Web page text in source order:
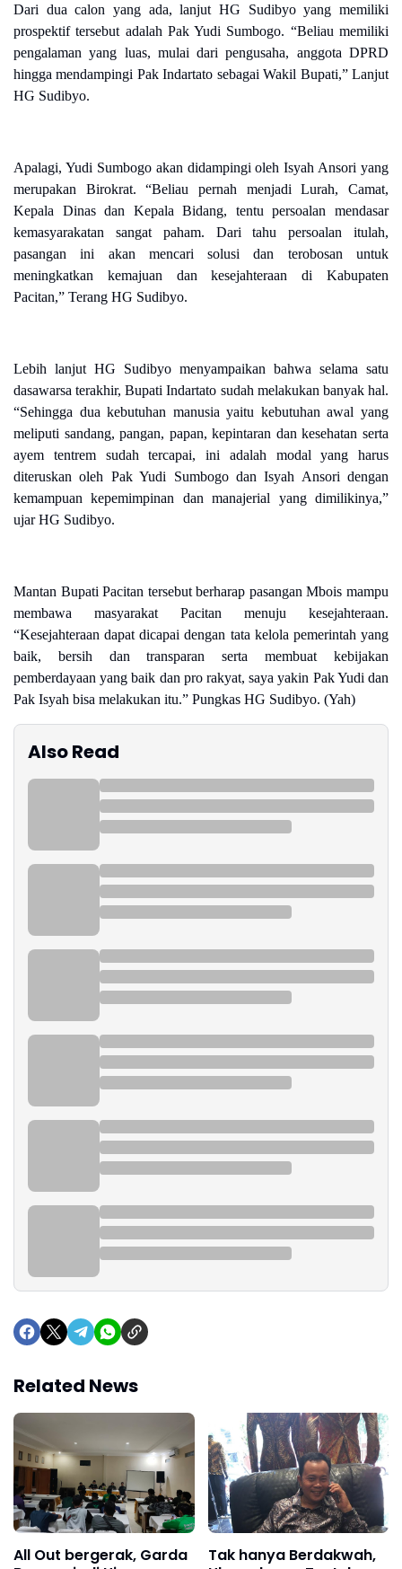
Dari dua calon yang ada, lanjut HG Sudibyo yang memiliki
prospektif tersebut adalah Pak Yudi Sumbogo. “Beliau memiliki
pengalaman yang luas, mulai dari pengusaha, anggota DPRD
hingga mendampingi Pak Indartato sebagai Wakil Bupati,” Lanjut
HG Sudibyo.
Apalagi, Yudi Sumbogo akan didampingi oleh Isyah Ansori yang
merupakan Birokrat. “Beliau pernah menjadi Lurah, Camat,
Kepala Dinas dan Kepala Bidang, tentu persoalan mendasar
kemasyarakatan sangat paham. Dari tahu persoalan itulah,
pasangan ini akan mencari solusi dan terobosan untuk
meningkatkan kemajuan dan kesejahteraan di Kabupaten
Pacitan,” Terang HG Sudibyo.
Lebih lanjut HG Sudibyo menyampaikan bahwa selama satu
dasawarsa terakhir, Bupati Indartato sudah melakukan banyak hal.
“Sehingga dua kebutuhan manusia yaitu kebutuhan awal yang
meliputi sandang, pangan, papan, kepintaran dan kesehatan serta
ayem tentrem sudah tercapai, ini adalah modal yang harus
diteruskan oleh Pak Yudi Sumbogo dan Isyah Ansori dengan
kemampuan kepemimpinan dan manajerial yang dimilikinya,”
ujar HG Sudibyo.
Mantan Bupati Pacitan tersebut berharap pasangan Mbois mampu
membawa masyarakat Pacitan menuju kesejahteraan.
“Kesejahteraan dapat dicapai dengan tata kelola pemerintah yang
baik, bersih dan transparan serta membuat kebijakan
pemberdayaan yang baik dan pro rakyat, saya yakin Pak Yudi dan
Pak Isyah bisa melakukan itu.” Pungkas HG Sudibyo. (Yah)
Also Read
Related News
All Out bergerak, Garda
Tak hanya Berdakwah,